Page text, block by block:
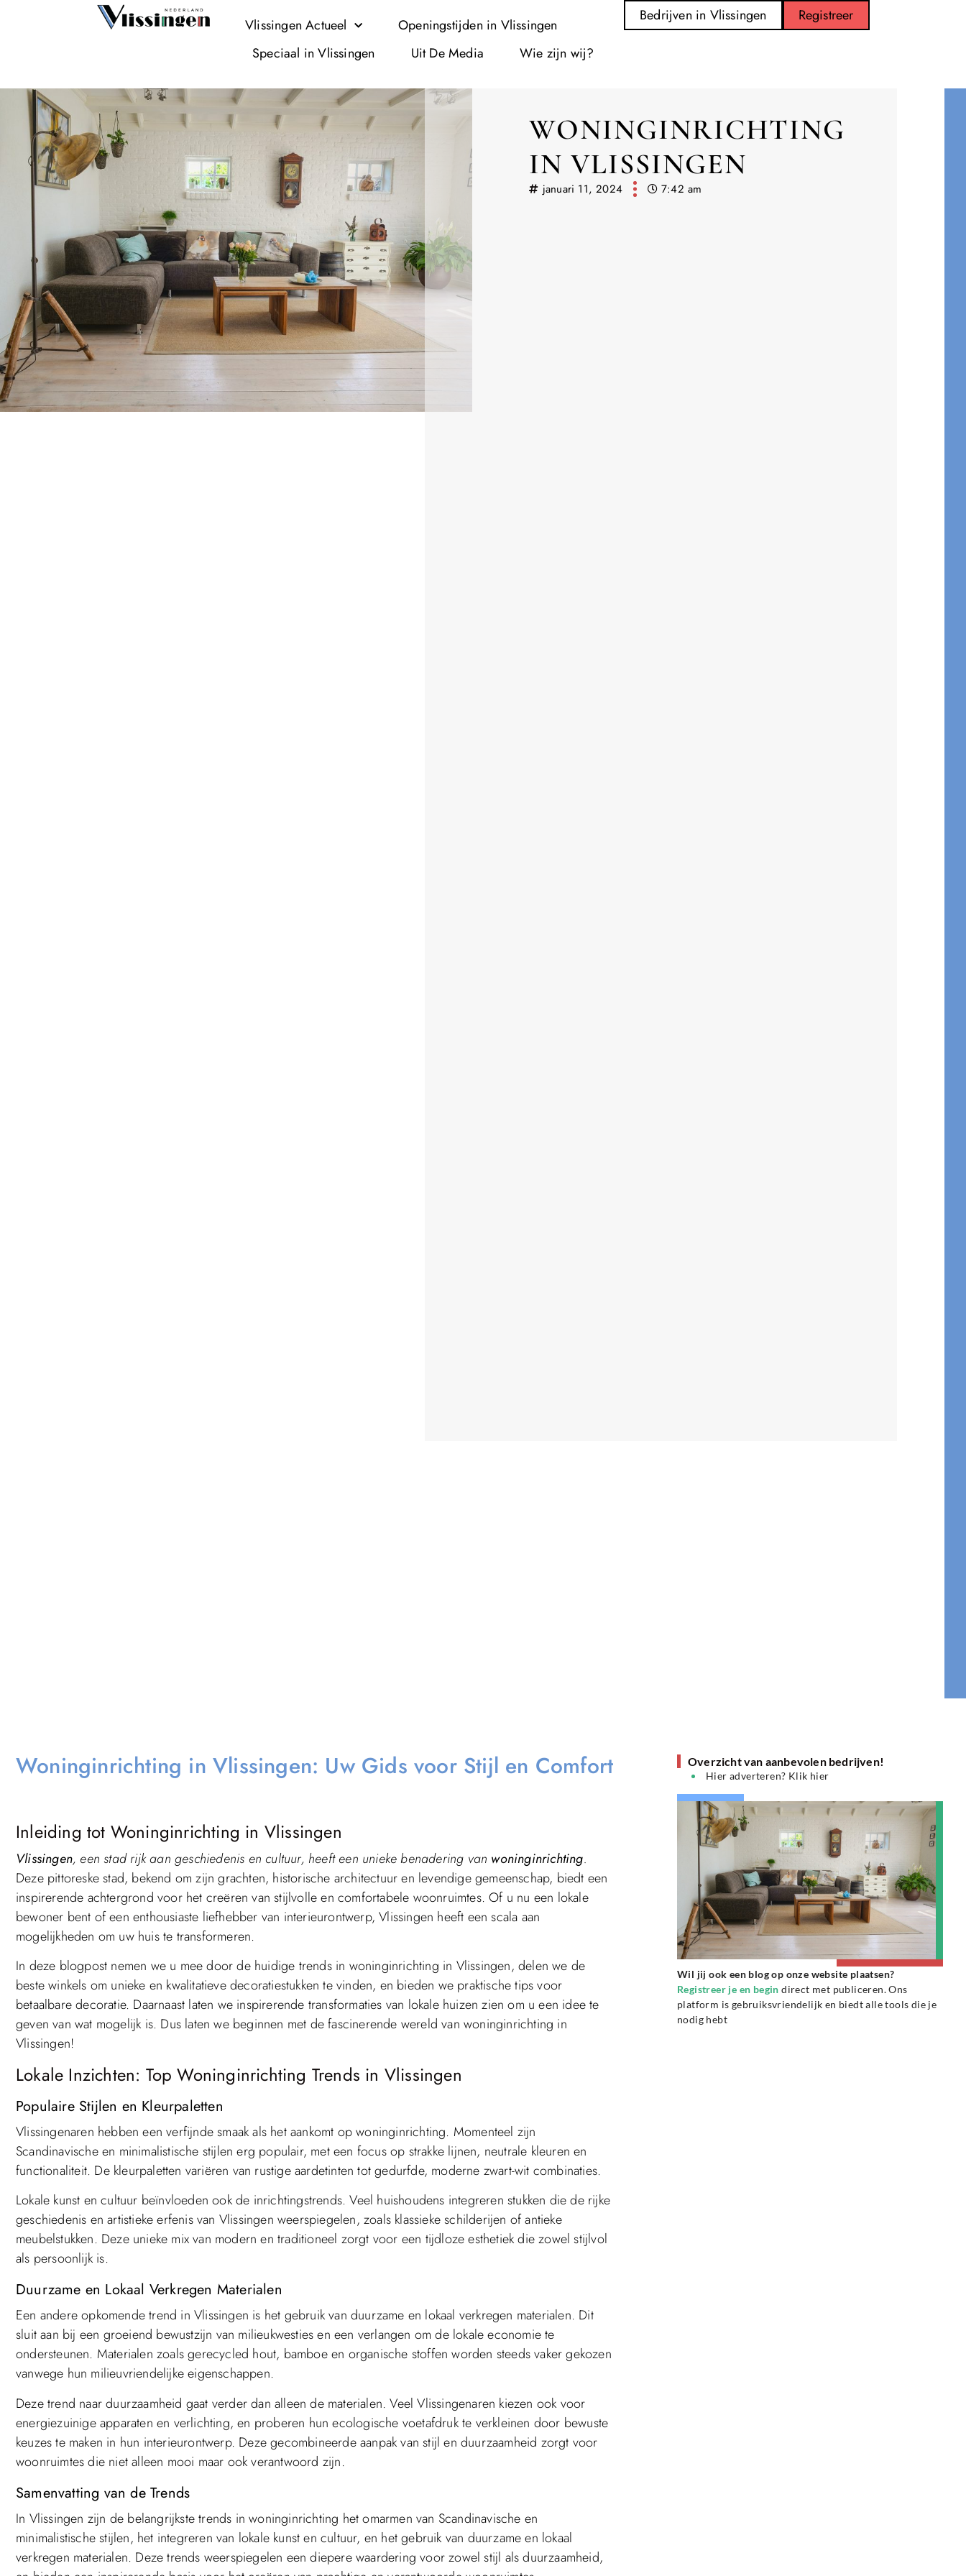
Vlissingen Actueel
Openingstijden in Vlissingen
Speciaal in Vlissingen
Uit De Media Wie zijn wij?
Registreer
Bedrijven in Vlissingen
WONINGINRICHTING
IN VLISSINGEN
januari 11, 2024 7:42 am
Woninginrichting in Vlissingen: Uw Gids voor Stijl en Comfort
Inleiding tot Woninginrichting in Vlissingen
Vlissingen, een stad rijk aan geschiedenis en cultuur, heeft een unieke benadering van woninginrichting.
Deze pittoreske stad, bekend om zijn grachten, historische architectuur en levendige gemeenschap, biedt een
inspirerende achtergrond voor het creëren van stijlvolle en comfortabele woonruimtes. Of u nu een lokale
bewoner bent of een enthousiaste liefhebber van interieurontwerp, Vlissingen heeft een scala aan
mogelijkheden om uw huis te transformeren.
In deze blogpost nemen we u mee door de huidige trends in woninginrichting in Vlissingen, delen we de
beste winkels om unieke en kwalitatieve decoratiestukken te vinden, en bieden we praktische tips voor
betaalbare decoratie. Daarnaast laten we inspirerende transformaties van lokale huizen zien om u een idee te
geven van wat mogelijk is. Dus laten we beginnen met de fascinerende wereld van woninginrichting in
Vlissingen!
Lokale Inzichten: Top Woninginrichting Trends in Vlissingen
Populaire Stijlen en Kleurpaletten
Vlissingenaren hebben een verfijnde smaak als het aankomt op woninginrichting. Momenteel zijn
Scandinavische en minimalistische stijlen erg populair, met een focus op strakke lijnen, neutrale kleuren en
functionaliteit. De kleurpaletten variëren van rustige aardetinten tot gedurfde, moderne zwart-wit combinaties.
Lokale kunst en cultuur beïnvloeden ook de inrichtingstrends. Veel huishoudens integreren stukken die de rijke
geschiedenis en artistieke erfenis van Vlissingen weerspiegelen, zoals klassieke schilderijen of antieke
meubelstukken. Deze unieke mix van modern en traditioneel zorgt voor een tijdloze esthetiek die zowel stijlvol
als persoonlijk is.
Duurzame en Lokaal Verkregen Materialen
Een andere opkomende trend in Vlissingen is het gebruik van duurzame en lokaal verkregen materialen. Dit
sluit aan bij een groeiend bewustzijn van milieukwesties en een verlangen om de lokale economie te
ondersteunen. Materialen zoals gerecycled hout, bamboe en organische stoffen worden steeds vaker gekozen
vanwege hun milieuvriendelijke eigenschappen.
Deze trend naar duurzaamheid gaat verder dan alleen de materialen. Veel Vlissingenaren kiezen ook voor
energiezuinige apparaten en verlichting, en proberen hun ecologische voetafdruk te verkleinen door bewuste
keuzes te maken in hun interieurontwerp. Deze gecombineerde aanpak van stijl en duurzaamheid zorgt voor
woonruimtes die niet alleen mooi maar ook verantwoord zijn.
Samenvatting van de Trends
In Vlissingen zijn de belangrijkste trends in woninginrichting het omarmen van Scandinavische en
minimalistische stijlen, het integreren van lokale kunst en cultuur, en het gebruik van duurzame en lokaal
verkregen materialen. Deze trends weerspiegelen een diepere waardering voor zowel stijl als duurzaamheid,
Overzicht van aanbevolen bedrijven!
Hier adverteren? Klik hier
Wil jij ook een blog op onze website plaatsen?
Registreer je en begin direct met publiceren. Ons
platform is gebruiksvriendelijk en biedt alle tools die je
nodig hebt